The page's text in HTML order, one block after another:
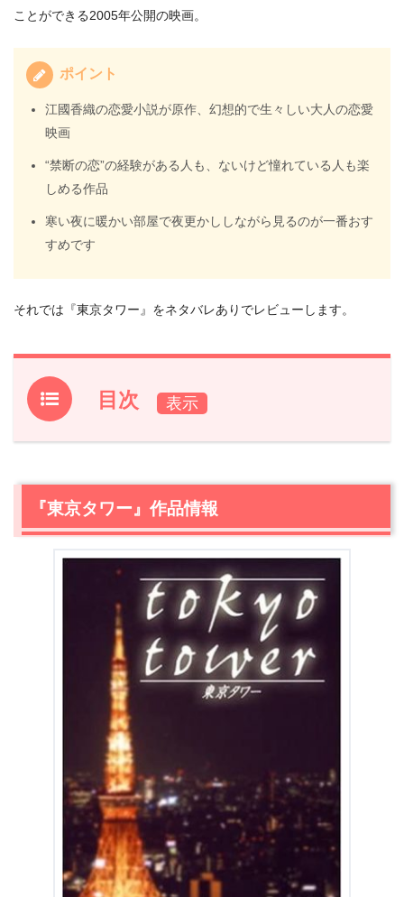
ことができる2005年公開の映画。
ポイント
江國香織の恋愛小説が原作、幻想的で生々しい大人の恋愛
映画
“禁断の恋”の経験がある人も、ないけど憧れている人も楽
しめる作品
寒い夜に暖かい部屋で夜更かししながら見るのが一番おす
すめです
それでは『東京タワー』をネタバレありでレビューします。
目次
1.『東京タワー』作品情報
2.1東京、12月。透と詩史
2.2耕二と喜美子
東京、7月。
表ざたになる“秘密の関係”
東京、4月。ふたつの恋の行方。
【ネタバレ】『東京タワー』感想
私が『東京タワー』を見たくなる時。そしておすすめし
好きな場面、セリフ
『東京タワー』まとめ
『東京タワー』作品情報